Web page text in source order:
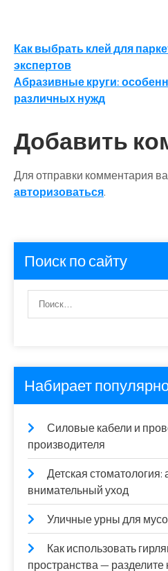
Навигация
по
записям
Как выбрать клей для
экспертов
Абразивные круги:
различных нужд
Добавить
Для отправки комментария
авторизоваться.
Поиск по сайту
Набирает
Силовые кабели и
производителя
Детская стоматология:
внимательный уход
Уличные урны для
Как использовать
пространства — разделите